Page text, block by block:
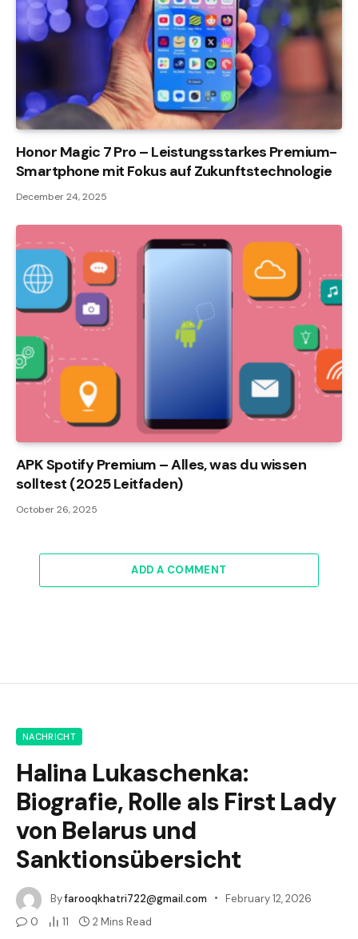
Honor Magic 7 Pro – Leistungsstarkes Premium-
Smartphone mit Fokus auf Zukunftstechnologie
December 24, 2025
APK Spotify Premium – Alles, was du wissen
solltest (2025 Leitfaden)
October 26, 2025
ADD A COMMENT
NACHRICHT
Halina Lukaschenka:
Biografie, Rolle als First Lady
von Belarus und
Sanktionsübersicht
Byfarooqkhatri722@gmail.com
February 12, 2026
0
11 2 Mins Read